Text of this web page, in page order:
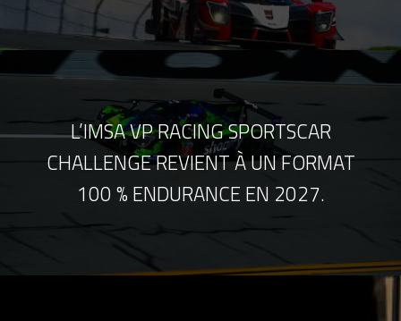
L’IMSA VP RACING SPORTSCAR
CHALLENGE REVIENT À UN FORMAT
100 % ENDURANCE EN 2027.